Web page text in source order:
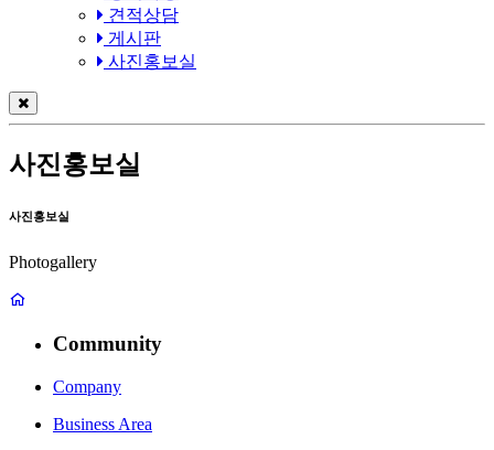
견적상담
게시판
사진홍보실
사진홍보실
사진홍보실
Photogallery
Community
Company
Business Area